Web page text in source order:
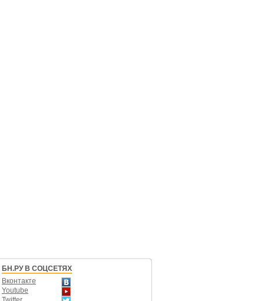
БН.РУ В СОЦСЕТЯХ
Вконтакте
Youtube